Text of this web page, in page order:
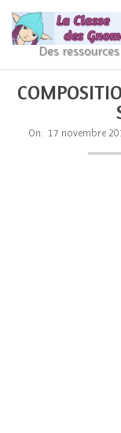
content
La
Classe
gnomes
Des
Navigation
Navigation
On: 17 novembre